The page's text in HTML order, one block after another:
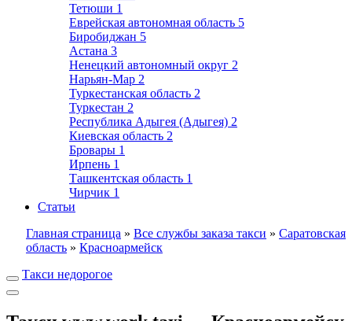
Тетюши 1
Еврейская автономная область 5
Биробиджан 5
Астана 3
Ненецкий автономный округ 2
Нарьян-Мар 2
Туркестанская область 2
Туркестан 2
Республика Адыгея (Адыгея) 2
Киевская область 2
Бровары 1
Ирпень 1
Ташкентская область 1
Чирчик 1
Статьи
Главная страница » Все службы заказа такси » Саратовская
область » Красноармейск
Такси недорогое